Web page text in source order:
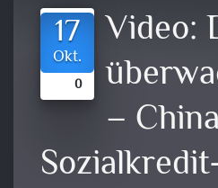
17
Okt.
0
Video:
–